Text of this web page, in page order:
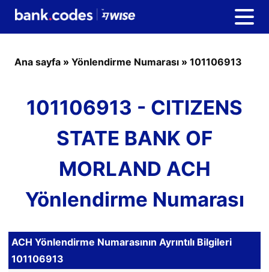
Ana sayfa » Yönlendirme Numarası » 101106913
101106913 - CITIZENS
STATE BANK OF
MORLAND ACH
Yönlendirme Numarası
ACH Yönlendirme Numarasının Ayrıntılı Bilgileri
101106913